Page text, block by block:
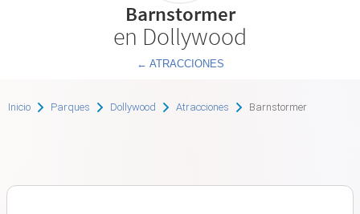
Barnstormer
en Dollywood
← ATRACCIONES
Inicio Parques Dollywood Atracciones Barnstormer